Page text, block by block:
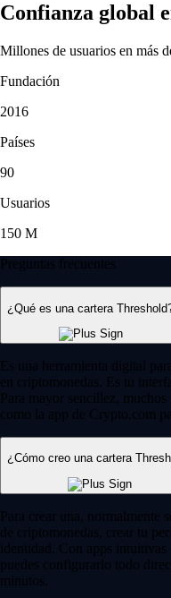
Confianza global
Millones de usuarios en más
Fundación
2016
Países
90
Usuarios
150 M
Preguntas frecuentes
¿Qué es una cartera
Es una herramienta digital
en criptomonedas. Es tu
Para mayor sencillez,
como la app de Crypto.com
¿Cómo creo una cartera
Para crear una, normalmente
de criptomonedas, crear tu
identidad. Con apps
puedes configurarlo todo
minutos.